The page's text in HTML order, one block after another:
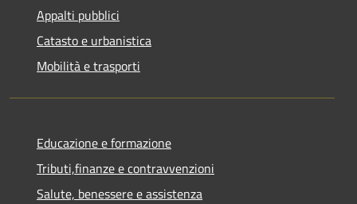
Appalti pubblici
Catasto e urbanistica
Mobilità e trasporti
Educazione e formazione
Tributi,finanze e contravvenzioni
Salute, benessere e assistenza